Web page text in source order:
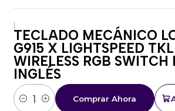
|
TECLADO MECÁNICO
G915 X LIGHTSPEED
WIRELESS RGB SWITCH
INGLÉS
Cantidad
Comprar Ahora